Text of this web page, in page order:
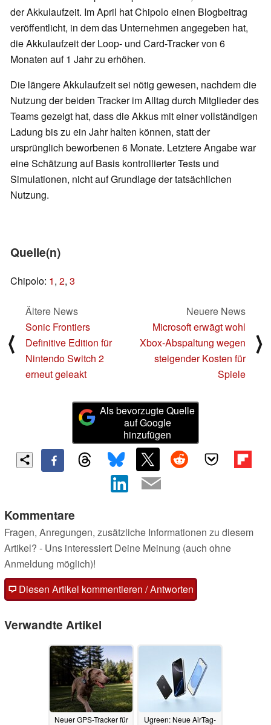
der Akkulaufzeit. Im April hat Chipolo einen Blogbeitrag
veröffentlicht, in dem das Unternehmen angegeben hat,
die Akkulaufzeit der Loop- und Card-Tracker von 6
Monaten auf 1 Jahr zu erhöhen.
Die längere Akkulaufzeit sei nötig gewesen, nachdem die
Nutzung der beiden Tracker im Alltag durch Mitglieder des
Teams gezeigt hat, dass die Akkus mit einer vollständigen
Ladung bis zu ein Jahr halten können, statt der
ursprünglich beworbenen 6 Monate. Letztere Angabe war
eine Schätzung auf Basis kontrollierter Tests und
Simulationen, nicht auf Grundlage der tatsächlichen
Nutzung.
Quelle(n)
Chipolo: 1, 2, 3
⟨
Ältere News
Sonic Frontiers
Definitive Edition für
Nintendo Switch 2
erneut geleakt
Neuere News
Microsoft erwägt wohl
Xbox-Abspaltung wegen
steigender Kosten für
Spiele
⟩
Als bevorzugte Quelle
auf Google
hinzufügen
Kommentare
Fragen, Anregungen, zusätzliche Informationen zu diesem
Artikel? - Uns interessiert Deine Meinung (auch ohne
Anmeldung möglich)!
Diesen Artikel kommentieren / Antworten
Verwandte Artikel
Neuer GPS-Tracker für
Ugreen: Neue AirTag-